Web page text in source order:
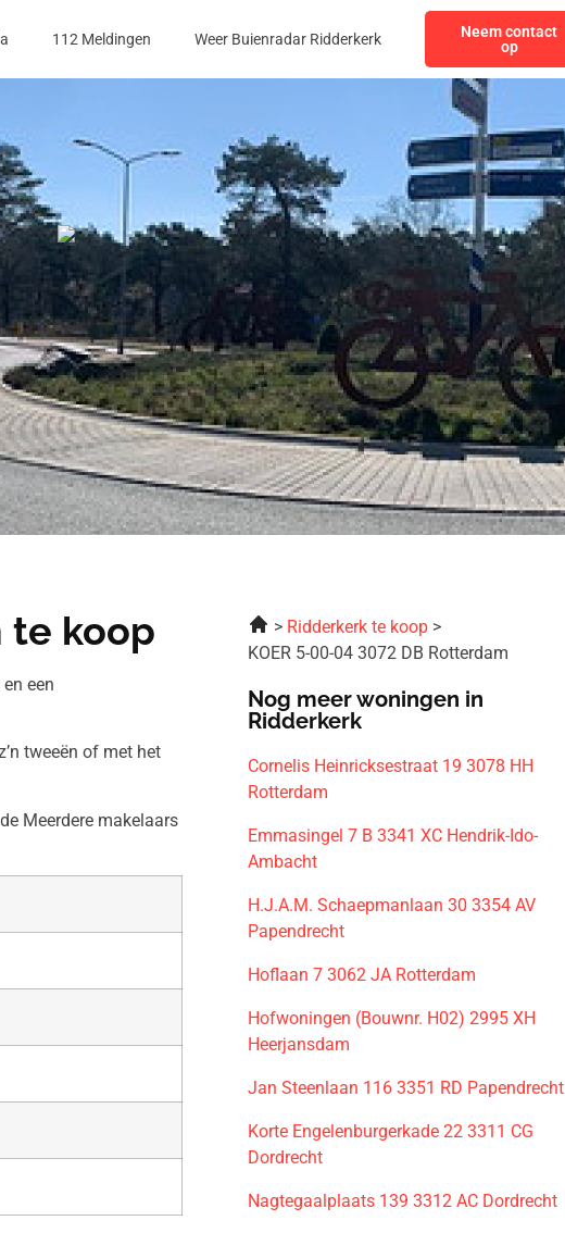
112 Meldingen Weer Buienradar Ridderkerk
Neem contact
op
te koop
een
tweeën of met het
Meerdere makelaars
Ridderkerk te koop
KOER 5-00-04 3072 DB Rotterdam
Nog meer woningen in
Ridderkerk
Cornelis Heinricksestraat 19 3078 HH
Rotterdam
Emmasingel 7 B 3341 XC Hendrik-Ido-
Ambacht
H.J.A.M. Schaepmanlaan 30 3354 AV
Papendrecht
Hoflaan 7 3062 JA Rotterdam
Hofwoningen (Bouwnr. H02) 2995 XH
Heerjansdam
Jan Steenlaan 116 3351 RD Papendrecht
Korte Engelenburgerkade 22 3311 CG
Dordrecht
Nagtegaalplaats 139 3312 AC Dordrecht